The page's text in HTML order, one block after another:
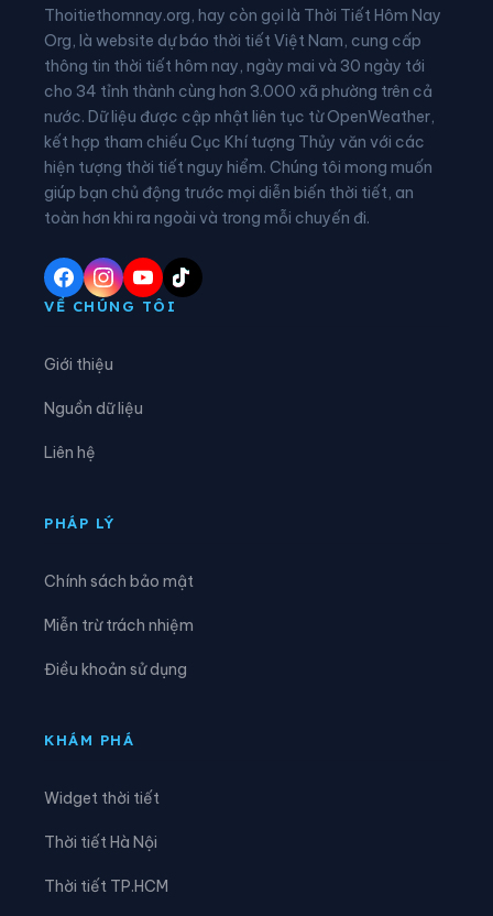
Xã Bình Yên Xã Cẩm Giàng
Xã Cao Minh Xã Chợ Đồn
Xã Chợ Mới Xã Chợ Rã
Xã Côn Minh Xã Cường Lợi
Xã Đại Phúc Xã Đại Từ
Xã Dân Tiến
Xã Định Hóa
Xã Lam Vỹ
Xã Phú Bình
Thoitiethomnay.org, hay còn gọi là Thời Tiết Hôm Nay
Org, là website dự báo thời tiết Việt Nam, cung cấp
thông tin thời tiết hôm nay, ngày mai và 30 ngày tới
cho 34 tỉnh thành cùng hơn 3.000 xã phường trên cả
nước. Dữ liệu được cập nhật liên tục từ OpenWeather,
kết hợp tham chiếu Cục Khí tượng Thủy văn với các
hiện tượng thời tiết nguy hiểm. Chúng tôi mong muốn
giúp bạn chủ động trước mọi diễn biến thời tiết, an
toàn hơn khi ra ngoài và trong mỗi chuyến đi.
VỀ CHÚNG TÔI
Giới thiệu
Nguồn dữ liệu
Liên hệ
PHÁP LÝ
Chính sách bảo mật
Miễn trừ trách nhiệm
Điều khoản sử dụng
KHÁM PHÁ
Widget thời tiết
Thời tiết Hà Nội
Thời tiết TP.HCM